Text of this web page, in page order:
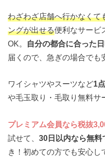
わざわざ店舗へ行かなくて
ングが出せる便利なサービ
OK。 自分の都合に合った
届くので、急ぎの場合でも
ワイシャツやスーツなど1
や毛玉取り・毛取り無料サ
プレミアム会員なら税抜
試せて、30日以内なら無料
き！初めての方でも安心